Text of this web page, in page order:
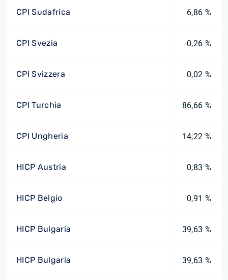
CPI Sudafrica 6,86 %
CPI Svezia -0,26 %
CPI Svizzera 0,02 %
CPI Turchia 86,66 %
CPI Ungheria 14,22 %
HICP Austria 0,83 %
HICP Belgio 0,91 %
HICP Bulgaria 39,63 %
HICP Bulgaria 39,63 %